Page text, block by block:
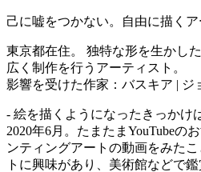
己に嘘をつかない。自由に描くア
東京都在住。 独特な形を生かし
広く制作を行うアーティスト。
影響を受けた作家：バスキア | ジ
- 絵を描くようになったきっかけ
2020年6月。たまたまYouTubeの
ンティングアートの動画をみた
トに興味があり、美術館などで